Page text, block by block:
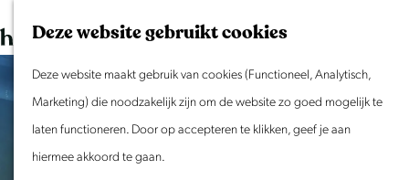
Deze website gebruikt cookies
Deze website maakt gebruik van cookies (Functioneel, Analytisch,
Marketing) die noodzakelijk zijn om de website zo goed mogelijk te
laten functioneren. Door op accepteren te klikken, geef je aan
hiermee akkoord te gaan.
G
a
a
K
a
r
t
Z
e
k
e
n
e
n
u
Evenement aanmelden
Doen & Beleven
Zomer in Laag Holland
Met kinderen